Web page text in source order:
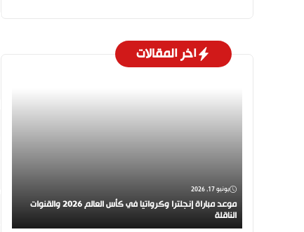
اخر المقالات
يونيو 17, 2026
موعد مباراة إنجلترا وكرواتيا في كأس العالم 2026 والقنوات
الناقلة